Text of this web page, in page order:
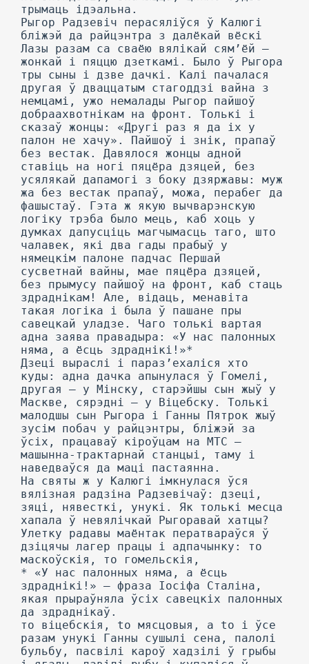
трымаць ідэальна.
Рыгор Радзевіч перасяліўся ў Калюгі
бліжэй да райцэнтра з далёкай вёскі
Лазы разам са сваёю вялікай сям’ёй —
жонкай і пяццю дзеткамі. Было ў Рыгора
тры сыны і дзве дачкі. Калі пачалася
другая ў дваццатым стагоддзі вайна з
немцамі, ужо немалады Рыгор пайшоў
добраахвотнікам на фронт. Толькі і
сказаў жонцы: «Другі раз я да іх у
палон не хачу». Пайшоў і знік, прапаў
без вестак. Давялося жонцы адной
ставіць на ногі пяцёра дзяцей, без
усялякай дапамогі з боку дзяржавы: муж
жа без вестак прапаў, можа, перабег да
фашыстаў. Гэта ж якую вычварэнскую
логіку трэба было мець, каб хоць у
думках дапусціць магчымасць таго, што
чалавек, які два гады прабыў у
нямецкім палоне падчас Першай
сусветнай вайны, мае пяцёра дзяцей,
без прымусу пайшоў на фронт, каб стаць
здраднікам! Але, відаць, менавіта
такая логіка і была ў пашане пры
савецкай уладзе. Чаго толькі вартая
адна заява правадыра: «У нас палонных
няма, а ёсць здраднікі!»*
Дзеці выраслі і параз’ехаліся хто
куды: адна дачка апынулася ў Гомелі,
другая — у Мінску, старэйшы сын жыў у
Маскве, сярэдні — у Віцебску. Толькі
малодшы сын Рыгора і Ганны Пятрок жыў
зусім побач у райцэнтры, бліжэй за
ўсіх, працаваў кіроўцам на МТС —
машынна-трактарнай станцыі, таму і
наведваўся да маці пастаянна.
На святы ж у Калюгі імкнулася ўся
вялізная радзіна Радзевічаў: дзеці,
зяці, нявесткі, унукі. Як толькі месца
хапала ў невялічкай Рыгоравай хатцы?
Улетку радавы маёнтак ператвараўся ў
дзіцячы лагер працы і адпачынку: то
маскоўскія, то гомельскія,
* «У нас палонных няма, а ёсць
здраднікі!» — фраза Іосіфа Сталіна,
якая прыраўняла ўсіх савецкіх палонных
да здраднікаў.
то віцебскія, to мясцовыя, a to i ўсе
разам унукі Ганны сушылі сена, палолі
бульбу, пасвілі кароў хадзілі ў грыбы